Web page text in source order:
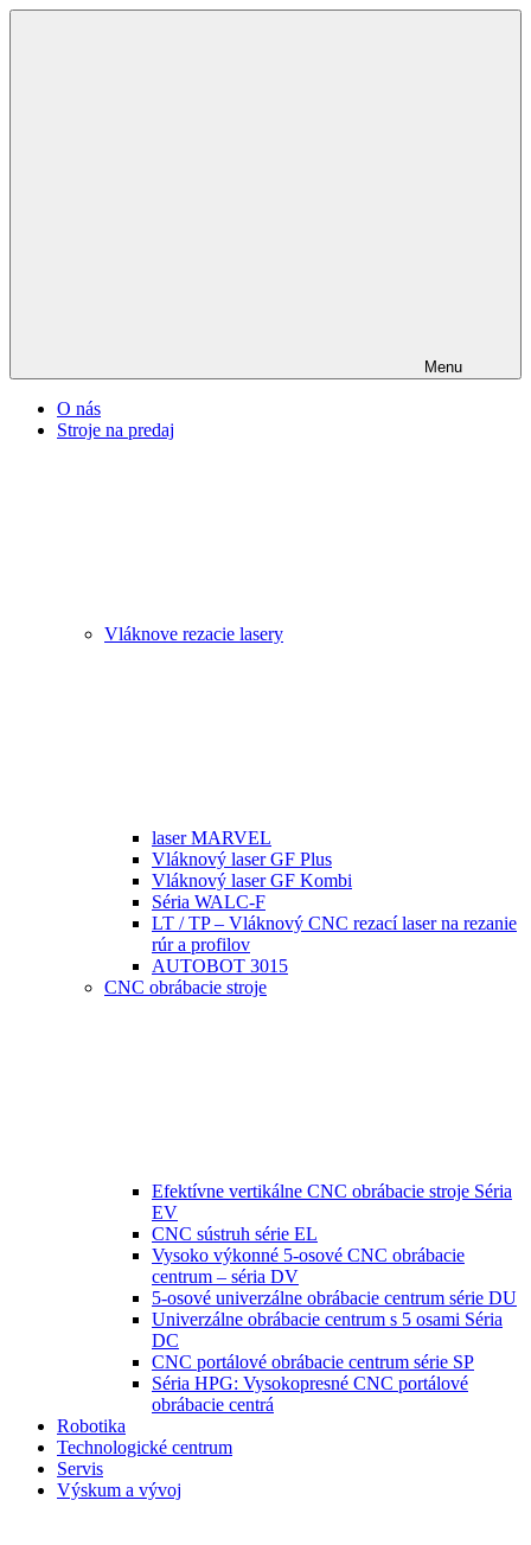
Menu
O nás
Stroje na predaj
Vláknove rezacie lasery
laser MARVEL
Vláknový laser GF Plus
Vláknový laser GF Kombi
Séria WALC-F
LT / TP – Vláknový CNC rezací laser na rezanie
rúr a profilov
AUTOBOT 3015
CNC obrábacie stroje
Efektívne vertikálne CNC obrábacie stroje Séria
EV
CNC sústruh série EL
Vysoko výkonné 5-osové CNC obrábacie
centrum – séria DV
5-osové univerzálne obrábacie centrum série DU
Univerzálne obrábacie centrum s 5 osami Séria
DC
CNC portálové obrábacie centrum série SP
Séria HPG: Vysokopresné CNC portálové
obrábacie centrá
Robotika
Technologické centrum
Servis
Výskum a vývoj